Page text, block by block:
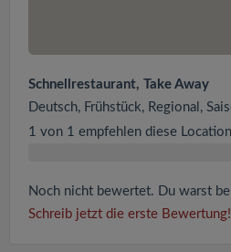
Schnellrestaurant, Take Away
Deutsch, Frühstück, Regional,
1 von 1 empfehlen diese Location
Noch nicht bewertet. Du warst
Schreib jetzt die erste Bewertung!